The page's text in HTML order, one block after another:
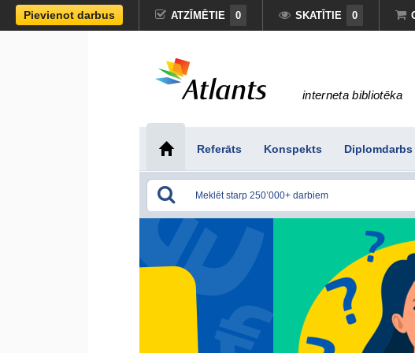
Pievienot darbus ATZĪMĒTIE 0 SKATĪTIE 0
interneta bibliotēka
Referāts Konspekts Diplomdarbs